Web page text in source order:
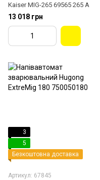
Kaiser MIG-265 69565 265 A
13 018 грн
3
5
Безкоштовна доставка
Артикул: 67845